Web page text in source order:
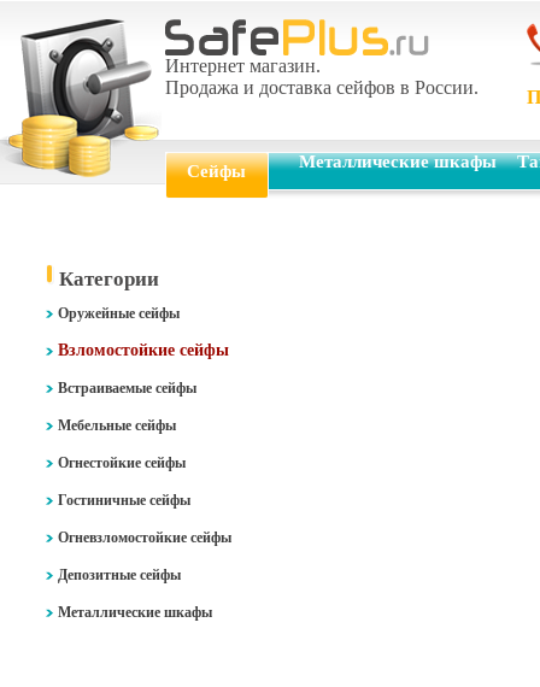
Интернет магазин.
Продажа и доставка сейфов в России.
Сейфы Металлические шкафы
Категории
Оружейные сейфы
Взломостойкие сейфы
Встраиваемые сейфы
Мебельные сейфы
Огнестойкие сейфы
Гостиничные сейфы
Огневзломостойкие сейфы
Депозитные сейфы
Металлические шкафы